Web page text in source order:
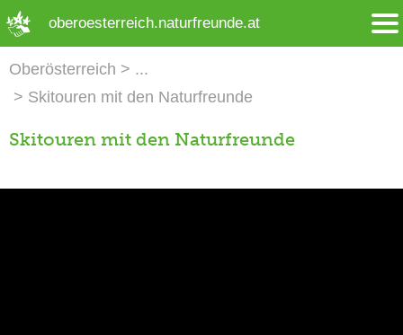
oberoesterreich.naturfreunde.at
Oberösterreich
Skitouren mit den Naturfreunde
Skitouren mit den Naturfreunde